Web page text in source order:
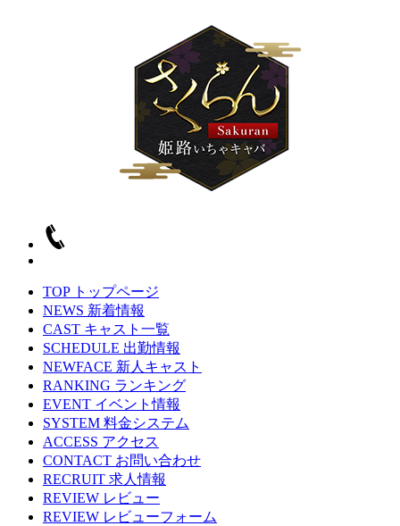
TOP トップページ
NEWS 新着情報
CAST キャスト一覧
SCHEDULE 出勤情報
NEWFACE 新人キャスト
RANKING ランキング
EVENT イベント情報
SYSTEM 料金システム
ACCESS アクセス
CONTACT お問い合わせ
RECRUIT 求人情報
REVIEW レビュー
REVIEW レビューフォーム